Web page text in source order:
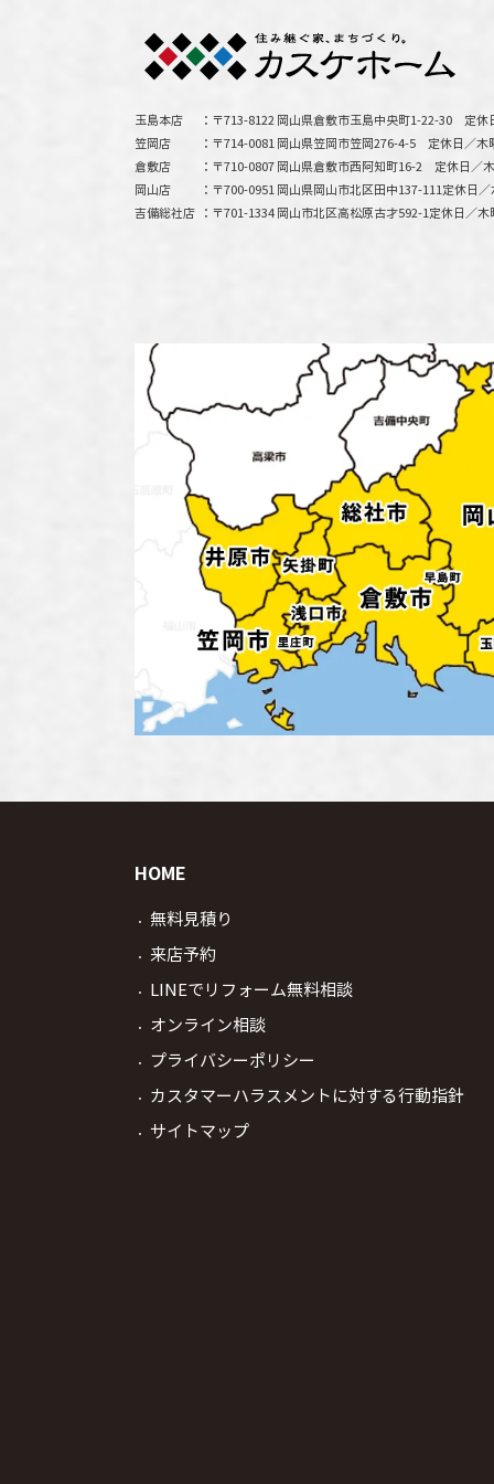
玉島本店 〒713-8122 岡山県倉敷市玉島中央町1-22-30 定休
笠岡店
〒714-0081 岡山県笠岡市笠岡276-4-5 定休日／木
倉敷店
〒710-0807 岡山県倉敷市西阿知町16-2 定休日／
岡山店
〒700-0951 岡山県岡山市北区田中137-111 定休日
吉備総社店
〒701-1334 岡山市北区高松原古才592-1 定休日／木
HOME
無料見積り
来店予約
LINEでリフォーム無料相談
オンライン相談
プライバシーポリシー
カスタマーハラスメントに対する行動指針
サイトマップ